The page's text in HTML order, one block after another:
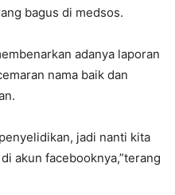
bagus di medsos.
adanya laporan
nama baik dan
jadi nanti kita
akun facebooknya,”terang